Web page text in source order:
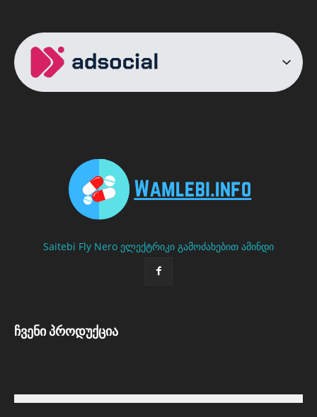
Saitebi Fly Nero ელექტრიკი გამოძახებით ამინდი
ჩვენი პროდუქცია